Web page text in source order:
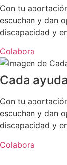
Con tu
escuchan y dan
discapacidad y
Colabora
Cada
Con tu
escuchan y dan
discapacidad y
Colabora